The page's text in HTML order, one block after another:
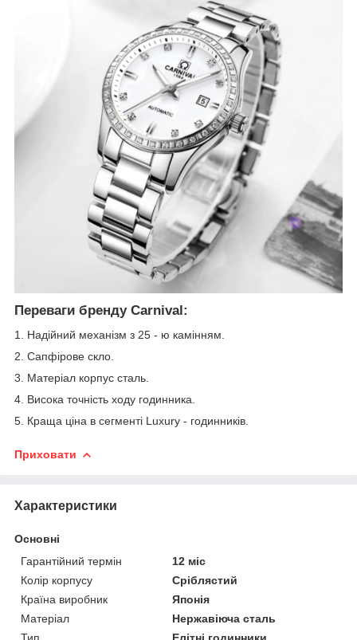
Переваги бренду Carnival:
1. Надійний механізм з 25 - ю камінням.
2. Сапфірове скло.
3. Матеріал корпус сталь.
4. Висока точність ходу годинника.
5. Краща ціна в сегменті Luxury - годинників.
Приховати
Характеристики
Основні
Гарантійний термін
12 міс
Колір корпусу
Сріблястий
Країна виробник
Японія
Матеріал
Нержавіюча сталь